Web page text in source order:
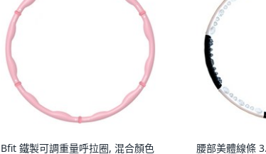
Bfit 鐵製可調重量呼拉圈, 混合顏色
腰部美體線條